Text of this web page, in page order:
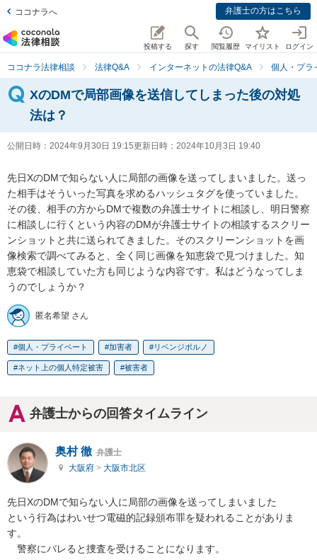
ココナラへ 弁護士の方はこちら
投稿する 探す 閲覧履歴 マイリスト ログイン
ココナラ法律相談 法律Q&A インターネットの法律Q&A 個人・プラ
XのDMで局部画像を送信してしまった後の対処
法は？
公開日時： 2024年9月30日 19:15更新日時： 2024年10月3日 19:40
先日XのDMで知らない人に局部の画像を送ってしまいました。送っ
た相手はそういった写真を求めるハッシュタグを使っていました。
その後、相手の方からDMで複数の弁護士サイトに相談し、明日警察
に相談しに行くという内容のDMが弁護士サイトの相談するスクリー
ンショットと共に送られてきました。そのスクリーンショットを画
像検索で調べてみると、全く同じ画像を知恵袋で見つけました。知
恵袋で相談していた方も同じような内容です。私はどうなってしま
うのでしょうか？
匿名希望 さん
個人・プライベート 加害者 リベンジポルノ
ネット上の個人特定被害 被害者
弁護士からの回答タイムライン
奥村 徹 弁護士
大阪府 > 大阪市北区
先日XのDMで知らない人に局部の画像を送ってしまいました
という行為はわいせつ電磁的記録頒布罪を疑われることがありま
す。
警察にバレると捜査を受けることになります。